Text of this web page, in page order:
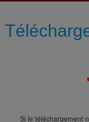
Si le téléchargement